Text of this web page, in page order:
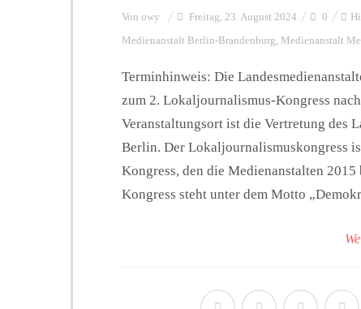
Von owy Freitag, 23. August 2024 0
Medienanstalt Berlin-Brandenburg, Medienanstalt
Terminhinweis: Die
zum 2. Lokaljournalismus-Kongress
Veranstaltungsort ist die Vertretung des
Berlin. Der Lokaljournalismuskongress
Kongress, den die Medienanstalten
Kongress steht unter dem Motto